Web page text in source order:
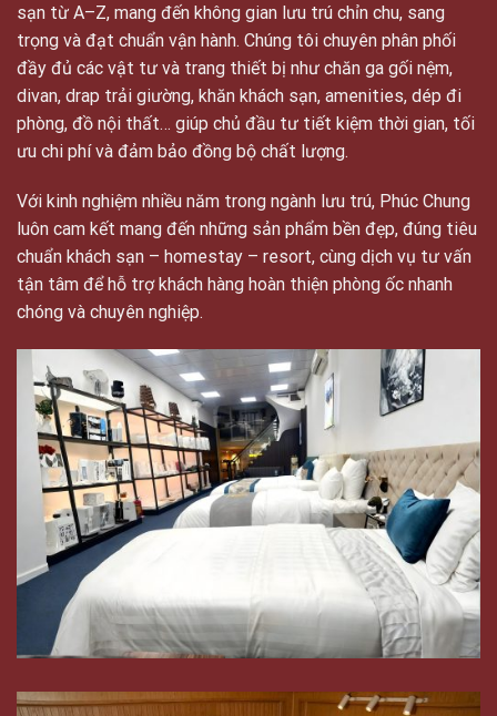
sạn từ A–Z, mang đến không gian lưu trú chỉn chu, sang
trọng và đạt chuẩn vận hành. Chúng tôi chuyên phân phối
đầy đủ các vật tư và trang thiết bị như chăn ga gối nệm,
divan, drap trải giường, khăn khách sạn, amenities, dép đi
phòng, đồ nội thất… giúp chủ đầu tư tiết kiệm thời gian, tối
ưu chi phí và đảm bảo đồng bộ chất lượng.
Với kinh nghiệm nhiều năm trong ngành lưu trú, Phúc Chung
luôn cam kết mang đến những sản phẩm bền đẹp, đúng tiêu
chuẩn khách sạn – homestay – resort, cùng dịch vụ tư vấn
tận tâm để hỗ trợ khách hàng hoàn thiện phòng ốc nhanh
chóng và chuyên nghiệp.